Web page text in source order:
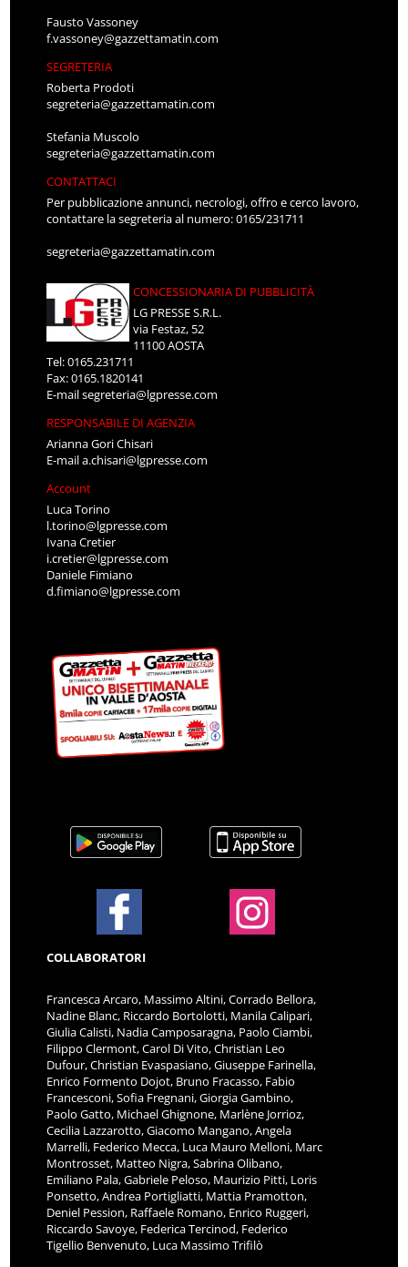
Fausto Vassoney
f.vassoney@gazzettamatin.com
SEGRETERIA
Roberta Prodoti
segreteria@gazzettamatin.com
Stefania Muscolo
segreteria@gazzettamatin.com
CONTATTACI
Per pubblicazione annunci, necrologi, offro e cerco lavoro,
contattare la segreteria al numero: 0165/231711
segreteria@gazzettamatin.com
CONCESSIONARIA DI PUBBLICITÀ
LG PRESSE S.R.L.
via Festaz, 52
11100 AOSTA
Tel: 0165.231711
Fax: 0165.1820141
E-mailsegreteria@lgpresse.com
RESPONSABILE DI AGENZIA
Arianna Gori Chisari
E-maila.chisari@lgpresse.com
Account
Luca Torino
l.torino@lgpresse.com
Ivana Cretier
i.cretier@lgpresse.com
Daniele Fimiano
d.fimiano@lgpresse.com
COLLABORATORI
Francesca Arcaro, Massimo Altini, Corrado Bellora,
Nadine Blanc, Riccardo Bortolotti, Manila Calipari,
Giulia Calisti, Nadia Camposaragna, Paolo Ciambi,
Filippo Clermont, Carol Di Vito, Christian Leo
Dufour, Christian Evaspasiano, Giuseppe Farinella,
Enrico Formento Dojot, Bruno Fracasso, Fabio
Francesconi, Sofia Fregnani, Giorgia Gambino,
Paolo Gatto, Michael Ghignone, Marlène Jorrioz,
Cecilia Lazzarotto, Giacomo Mangano, Angela
Marrelli, Federico Mecca, Luca Mauro Melloni, Marc
Montrosset, Matteo Nigra, Sabrina Olibano,
Emiliano Pala, Gabriele Peloso, Maurizio Pitti, Loris
Ponsetto, Andrea Portigliatti, Mattia Pramotton,
Deniel Pession, Raffaele Romano, Enrico Ruggeri,
Riccardo Savoye, Federica Tercinod, Federico
Tigellio Benvenuto, Luca Massimo Trifilò